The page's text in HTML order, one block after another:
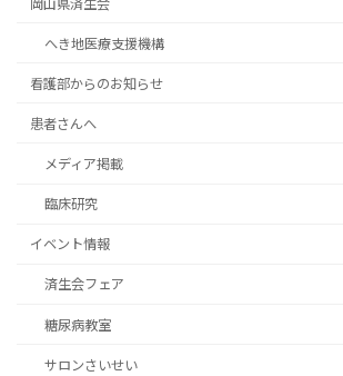
へき地医療支援機構
看護部からのお知らせ
患者さんへ
メディア掲載
臨床研究
イベント情報
済生会フェア
糖尿病教室
サロンさいせい